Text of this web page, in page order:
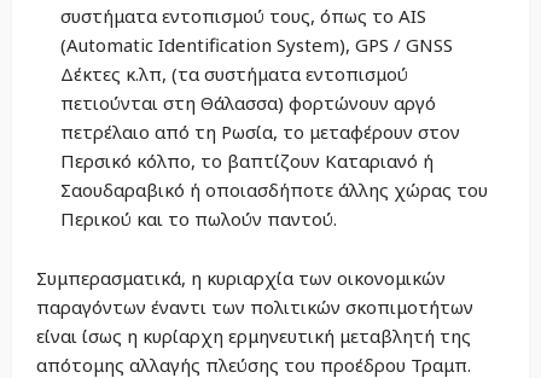
συστήματα εντοπισμού τους, όπως το AIS
(Automatic Identification System), GPS / GNSS
Δέκτες κ.λπ, (τα συστήματα εντοπισμού
πετιούνται στη Θάλασσα) φορτώνουν αργό
πετρέλαιο από τη Ρωσία, το μεταφέρουν στον
Περσικό κόλπο, το βαπτίζουν Καταριανό ή
Σαουδαραβικό ή οποιασδήποτε άλλης χώρας του
Περικού και το πωλούν παντού.
Συμπερασματικά, η κυριαρχία των οικονομικών
παραγόντων έναντι των πολιτικών σκοπιμοτήτων
είναι ίσως η κυρίαρχη ερμηνευτική μεταβλητή της
απότομης αλλαγής πλεύσης του προέδρου Τραμπ.